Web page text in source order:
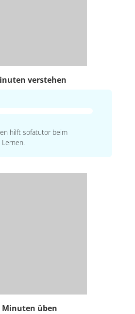
verstehen
hilft sofatutor beim
Minuten üben